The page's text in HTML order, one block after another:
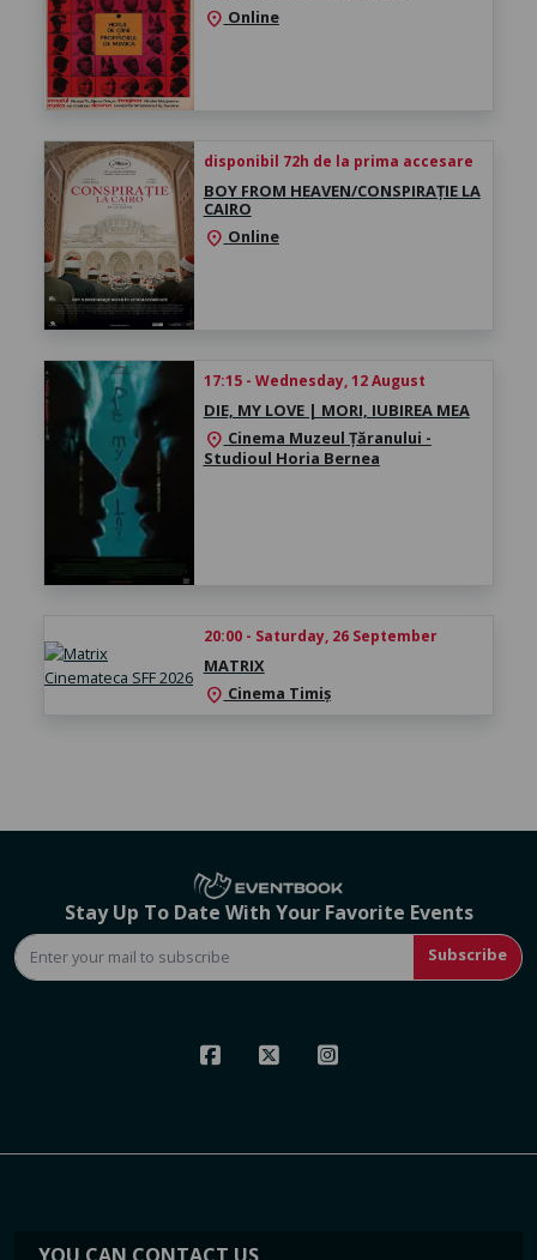
location_on Online
disponibil 72h de la prima accesare
BOY FROM HEAVEN/CONSPIRAȚIE LA
CAIRO
location_on Online
17:15 - Wednesday, 12 August
DIE, MY LOVE | MORI, IUBIREA MEA
location_on Cinema Muzeul Țăranului -
Studioul Horia Bernea
20:00 - Saturday, 26 September
MATRIX
location_on Cinema Timiș
Stay Up To Date With Your Favorite Events
Subscribe
YOU CAN CONTACT US